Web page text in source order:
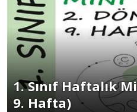
1. Sınıf Haftalık
9. Hafta)